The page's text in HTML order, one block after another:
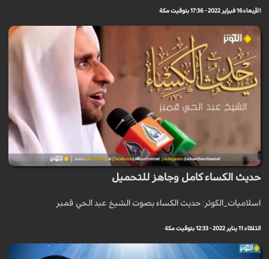
الأربعاء 16 فبراير 2022 - 17:36 بتوقيت مكة
حديث الكساء كامل وجاهز للتحميل
اسلاميات_الكوثر: حديث الكساء بصوت الشيخ عبد الحي قمبر
الثلاثاء 11 يناير 2022 - 12:33 بتوقيت مكة